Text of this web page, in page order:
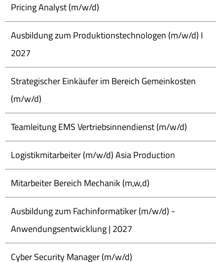
Pricing Analyst (m/w/d)
Ausbildung zum Produktionstechnologen (m/w/d) I
2027
Strategischer Einkäufer im Bereich Gemeinkosten
(m/w/d)
Teamleitung EMS Vertriebsinnendienst (m/w/d)
Logistikmitarbeiter (m/w/d) Asia Production
Mitarbeiter Bereich Mechanik (m,w,d)
Ausbildung zum Fachinformatiker (m/w/d) -
Anwendungsentwicklung | 2027
Cyber Security Manager (m/w/d)